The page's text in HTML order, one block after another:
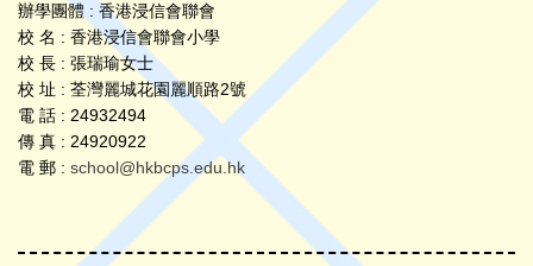
辦學團體 : 香港浸信會聯會
校 名 : 香港浸信會聯會小學
校 長 : 張瑞瑜女士
校 址 : 荃灣麗城花園麗順路2號
電 話 : 24932494
傳 真 : 24920922
電 郵 : school@hkbcps.edu.hk